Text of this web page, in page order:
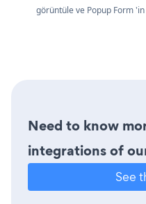
görüntüle ve Popup Form
Need to know
integrations of
See